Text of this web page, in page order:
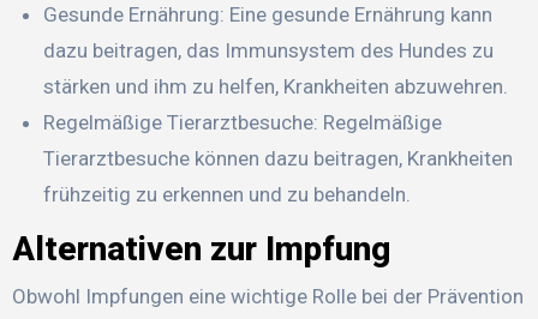
Gesunde Ernährung: Eine gesunde Ernährung kann
dazu beitragen, das Immunsystem des Hundes zu
stärken und ihm zu helfen, Krankheiten abzuwehren.
Regelmäßige Tierarztbesuche: Regelmäßige
Tierarztbesuche können dazu beitragen, Krankheiten
frühzeitig zu erkennen und zu behandeln.
Alternativen zur Impfung
Obwohl Impfungen eine wichtige Rolle bei der Prävention